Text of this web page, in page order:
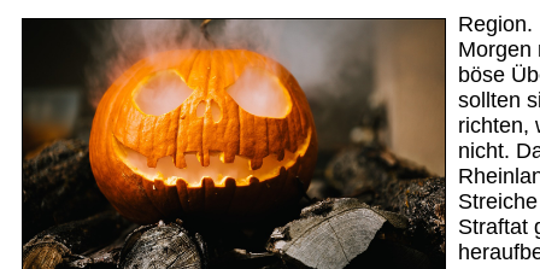
Region.
Morgen
böse
sollten
richten,
nicht.
Straftat